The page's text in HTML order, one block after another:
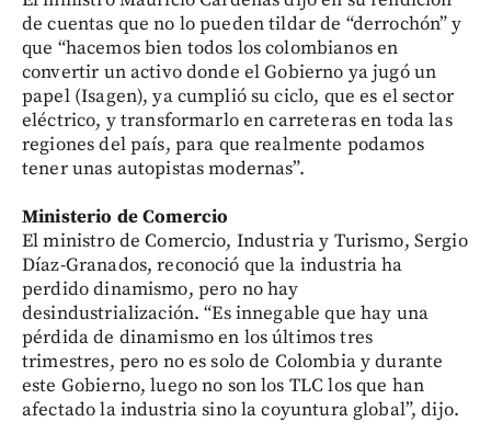
de cuentas que no lo pueden tildar de “derrochón” y
que “hacemos bien todos los colombianos en
convertir un activo donde el Gobierno ya jugó un
papel (Isagen), ya cumplió su ciclo, que es el sector
eléctrico, y transformarlo en carreteras en toda las
regiones del país, para que realmente podamos
tener unas autopistas modernas”.
Ministerio de Comercio
El ministro de Comercio, Industria y Turismo, Sergio
Díaz-Granados, reconoció que la industria ha
perdido dinamismo, pero no hay
desindustrialización. “Es innegable que hay una
pérdida de dinamismo en los últimos tres
trimestres, pero no es solo de Colombia y durante
este Gobierno, luego no son los TLC los que han
afectado la industria sino la coyuntura global”, dijo.